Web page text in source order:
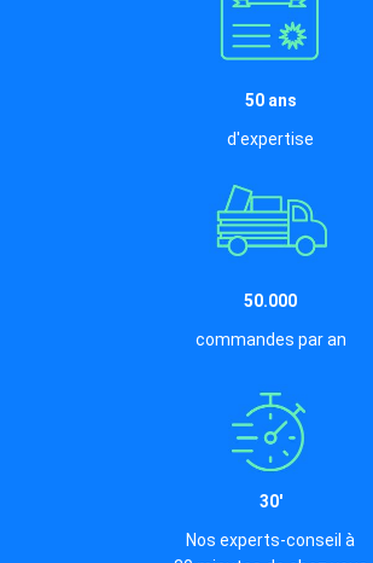
50 ans
d'expertise
50.000
commandes par an
30'
Nos experts-conseil à